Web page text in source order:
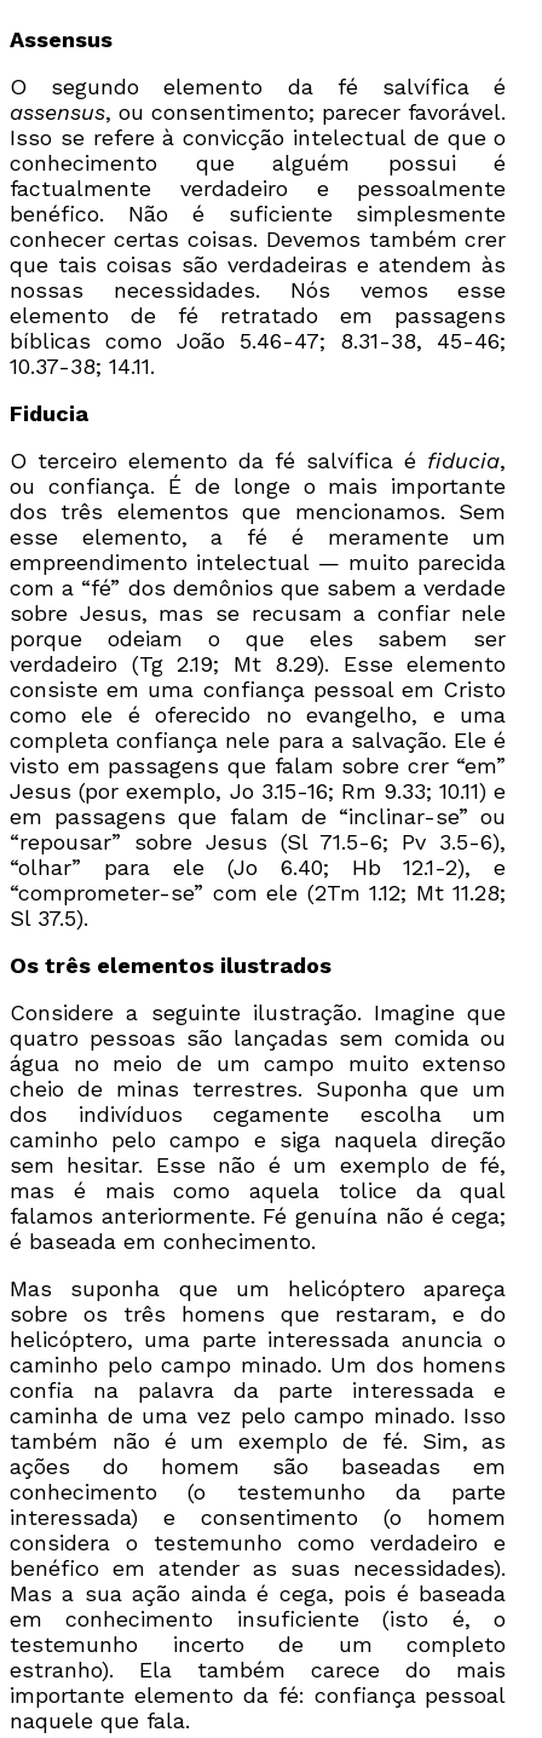
Assensus
O segundo elemento da fé salvífica é
assensus, ou consentimento; parecer favorável.
Isso se refere à convicção intelectual de que o
conhecimento que alguém possui é
factualmente verdadeiro e pessoalmente
benéfico. Não é suficiente simplesmente
conhecer certas coisas. Devemos também crer
que tais coisas são verdadeiras e atendem às
nossas necessidades. Nós vemos esse
elemento de fé retratado em passagens
bíblicas como João 5.46-47; 8.31-38, 45-46;
10.37-38; 14.11.
Fiducia
O terceiro elemento da fé salvífica é fiducia,
ou confiança. É de longe o mais importante
dos três elementos que mencionamos. Sem
esse elemento, a fé é meramente um
empreendimento intelectual — muito parecida
com a “fé” dos demônios que sabem a verdade
sobre Jesus, mas se recusam a confiar nele
porque odeiam o que eles sabem ser
verdadeiro (Tg 2.19; Mt 8.29). Esse elemento
consiste em uma confiança pessoal em Cristo
como ele é oferecido no evangelho, e uma
completa confiança nele para a salvação. Ele é
visto em passagens que falam sobre crer “em”
Jesus (por exemplo, Jo 3.15-16; Rm 9.33; 10.11) e
em passagens que falam de “inclinar-se” ou
“repousar” sobre Jesus (Sl 71.5-6; Pv 3.5-6),
“olhar” para ele (Jo 6.40; Hb 12.1-2), e
“comprometer-se” com ele (2Tm 1.12; Mt 11.28;
Sl 37.5).
Os três elementos ilustrados
Considere a seguinte ilustração. Imagine que
quatro pessoas são lançadas sem comida ou
água no meio de um campo muito extenso
cheio de minas terrestres. Suponha que um
dos indivíduos cegamente escolha um
caminho pelo campo e siga naquela direção
sem hesitar. Esse não é um exemplo de fé,
mas é mais como aquela tolice da qual
falamos anteriormente. Fé genuína não é cega;
é baseada em conhecimento.
Mas suponha que um helicóptero apareça
sobre os três homens que restaram, e do
helicóptero, uma parte interessada anuncia o
caminho pelo campo minado. Um dos homens
confia na palavra da parte interessada e
caminha de uma vez pelo campo minado. Isso
também não é um exemplo de fé. Sim, as
ações do homem são baseadas em
conhecimento (o testemunho da parte
interessada) e consentimento (o homem
considera o testemunho como verdadeiro e
benéfico em atender as suas necessidades).
Mas a sua ação ainda é cega, pois é baseada
em conhecimento insuficiente (isto é, o
testemunho incerto de um completo
estranho). Ela também carece do mais
importante elemento da fé: confiança pessoal
naquele que fala.